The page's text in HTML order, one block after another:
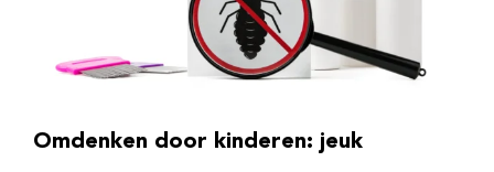
Omdenken door kinderen: jeuk